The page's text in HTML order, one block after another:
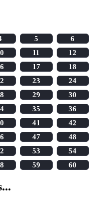
5
6
11
12
17
18
23
24
29
30
35
36
41
42
47
48
53
54
59 60